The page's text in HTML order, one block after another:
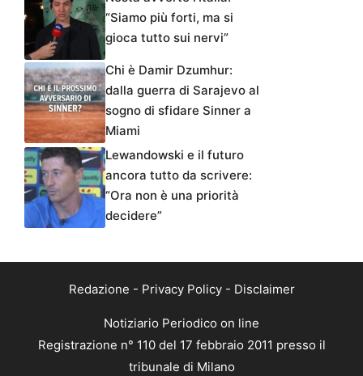
“Siamo più forti, ma si
gioca tutto sui nervi”
Chi è Damir Dzumhur:
dalla guerra di Sarajevo al
sogno di sfidare Sinner a
Miami
Lewandowski e il futuro
ancora tutto da scrivere:
“Ora non è una priorità
decidere”
Redazione - Privacy Policy- Disclaimer
Notiziario Periodico on line
Registrazione n° 110 del 17 febbraio 2011 presso il
tribunale di Milano